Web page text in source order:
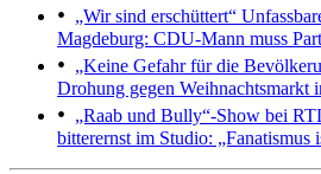
„Wir sind erschüttert“
Magdeburg: CDU-Mann muss
„Keine Gefahr für die
Drohung gegen Weihnachtsmarkt
„Raab und Bully“-Show bei
bitterernst im Studio: „Fanatismus